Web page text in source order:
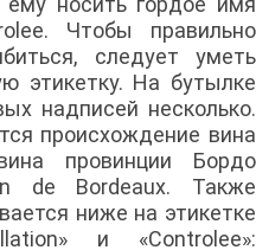
Чтобы правильно
следует уметь
этикетку. На бутылке
надписей несколько.
происхождение вина
провинции Бордо
de Bordeaux. Также
ниже на этикетке
и «Controlee»: